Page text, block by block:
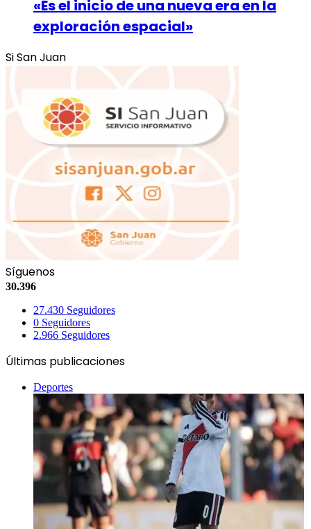
«Es el inicio de una nueva era en la
exploración espacial»
Si San Juan
Síguenos
30.396
27.430 Seguidores
0 Seguidores
2.966 Seguidores
Últimas publicaciones
Deportes